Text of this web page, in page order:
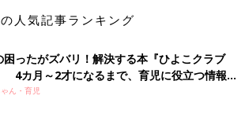
人気記事ランキング
困ったがズバリ！解決する本『ひよこクラブ
4カ月～2才になるまで、育児に役立つ情報が
い！
ん・育児